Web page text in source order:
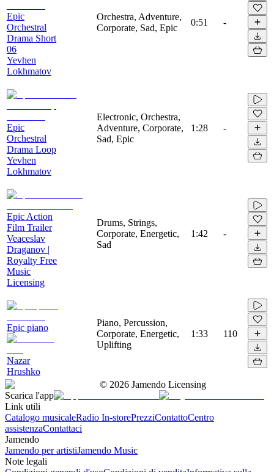
Epic
Orchestral
Drama Short
06
Yevhen
Lokhmatov
Orchestra, Adventure,
Corporate, Sad, Epic
0:51 -
Epic
Orchestral
Drama Loop
Yevhen
Lokhmatov
Electronic, Orchestra,
Adventure, Corporate,
Sad, Epic
1:28 -
Epic Action
Film Trailer
Veaceslav
Draganov |
Royalty Free
Music
Licensing
Drums, Strings,
Corporate, Energetic,
Sad
1:42 -
Epic piano
Nazar
Hrushko
Piano, Percussion,
Corporate, Energetic,
Uplifting
1:33 110
© 2026 Jamendo Licensing
Scarica l'app
Link utili
Catalogo musicaleRadio In-storePrezziContattoCentro
assistenzaContattaci
Jamendo
Jamendo per artistiJamendo Music
Note legali